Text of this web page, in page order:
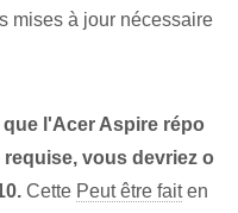
mises à jour nécessaire
l'Acer Aspire répo
vous devriez o
Cette Peut être faiten